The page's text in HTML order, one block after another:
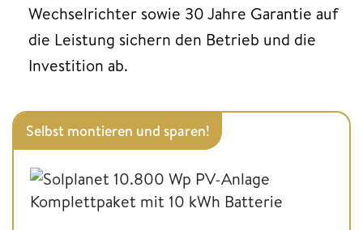
Wechselrichter sowie 30 Jahre Garantie auf
die Leistung sichern den Betrieb und die
Investition ab.
Selbst montieren und sparen!